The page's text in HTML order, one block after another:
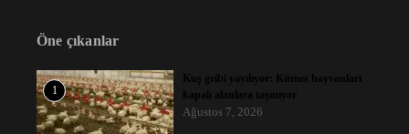
Öne çıkanlar
1
Kuş gribi yayılıyor: Kümes hayvanları
kapalı alanlara taşınıyor
Ağustos 7, 2026